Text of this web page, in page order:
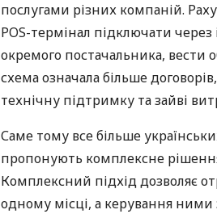
послугами різних компаній.
POS-термінал підключати
окремого постачальника, вести
схема означала більше
технічну підтримку та зайві
Саме тому все більше
пропонують комплексне
Комплексний підхід дозволяє
одному місці, а керування